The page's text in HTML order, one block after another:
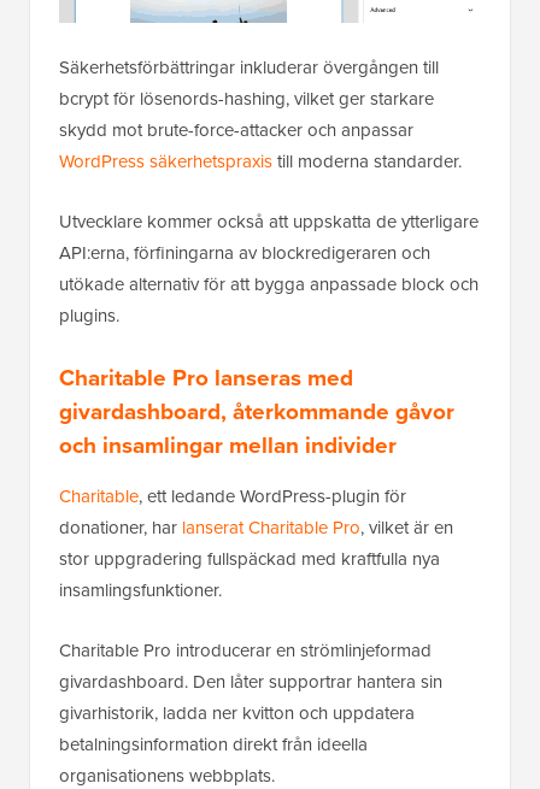
Säkerhetsförbättringar inkluderar övergången till
bcrypt för lösenords-hashing, vilket ger starkare
skydd mot brute-force-attacker och anpassar
WordPress säkerhetspraxistill moderna standarder.
Utvecklare kommer också att uppskatta de ytterligare
API:erna, förfiningarna av blockredigeraren och
utökade alternativ för att bygga anpassade block och
plugins.
Charitable Pro lanseras med
givardashboard, återkommande gåvor
och insamlingar mellan individer
Charitable, ett ledande WordPress-plugin för
donationer, har lanserat Charitable Pro, vilket är en
stor uppgradering fullspäckad med kraftfulla nya
insamlingsfunktioner.
Charitable Pro introducerar en strömlinjeformad
givardashboard. Den låter supportrar hantera sin
givarhistorik, ladda ner kvitton och uppdatera
betalningsinformation direkt från ideella
organisationens webbplats.